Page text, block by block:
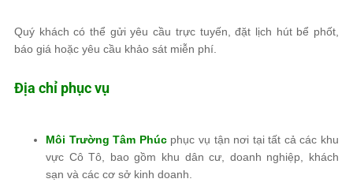
Quý khách có thể gửi yêu cầu trực tuyến, đặt lịch hút bể phốt,
báo giá hoặc yêu cầu khảo sát miễn phí.
Địa chỉ phục vụ
Môi Trường Tâm Phúcphục vụ tận nơi tại tất cả các khu
vực Cô Tô, bao gồm khu dân cư, doanh nghiệp, khách
sạn và các cơ sở kinh doanh.